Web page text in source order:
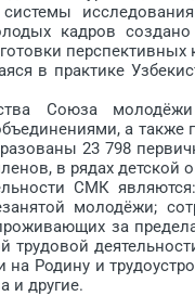
кадров
перспективных
в практике
Союза
а
23 798
в рядах детской
СМК
молодёжи;
за
трудовой
Родину и
и другие.